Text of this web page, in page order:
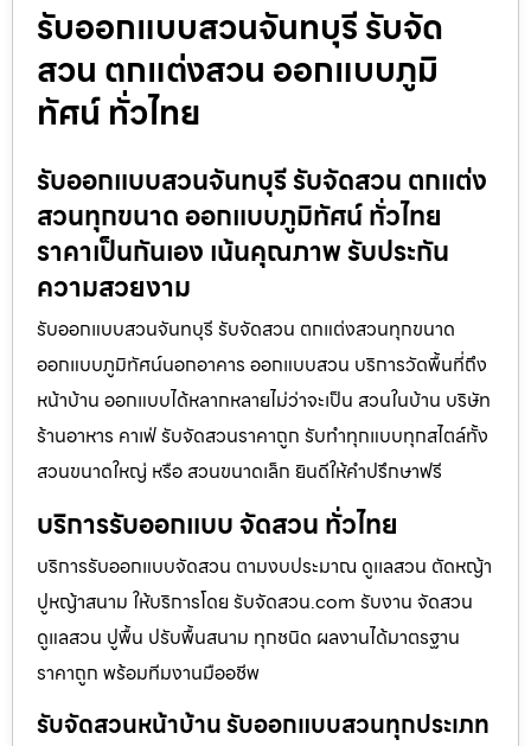
รับออกแบบสวนจันทบุรี รับจัด
สวน ตกแต่งสวน ออกแบบภูมิ
ทัศน์ ทั่วไทย
รับออกแบบสวนจันทบุรี รับจัดสวน ตกแต่ง
สวนทุกขนาด ออกแบบภูมิทัศน์ ทั่วไทย
ราคาเป็นกันเอง เน้นคุณภาพ รับประกัน
ความสวยงาม
รับออกแบบสวนจันทบุรี รับจัดสวน ตกแต่งสวนทุกขนาด
ออกแบบภูมิทัศน์นอกอาคาร ออกแบบสวน บริการวัดพื้นที่ถึง
หน้าบ้าน ออกแบบได้หลากหลายไม่ว่าจะเป็น สวนในบ้าน บริษัท
ร้านอาหาร คาเฟ่ รับจัดสวนราคาถูก รับทำทุกแบบทุกสไตล์ทั้ง
สวนขนาดใหญ่ หรือ สวนขนาดเล็ก ยินดีให้คำปรึกษาฟรี
บริการรับออกแบบ จัดสวน ทั่วไทย
บริการรับออกแบบจัดสวน ตามงบประมาณ ดูเเลสวน ตัดหญ้า
ปูหญ้าสนาม ให้บริการโดย รับจัดสวน.com รับงาน จัดสวน
ดูแลสวน ปูพื้น ปรับพื้นสนาม ทุกชนิด ผลงานได้มาตรฐาน
ราคาถูก พร้อมทีมงานมืออชีพ
รับจัดสวนหน้าบ้าน รับออกแบบสวนทุกประเภท